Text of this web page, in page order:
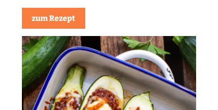
zum Rezept